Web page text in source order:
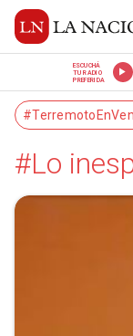
ESCUCHÁ
TU RADIO
PREFERIDA
#Lo